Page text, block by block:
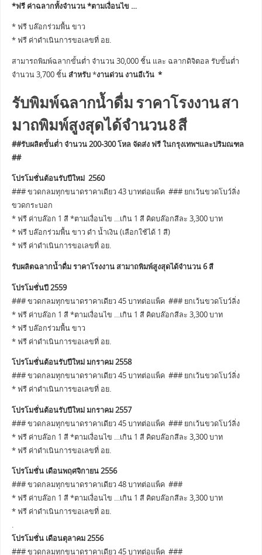
*ฟรี ค่าฉลากทั้งจำนวน *ตามเงื่อนไข …
* ฟรี บล๊อกร่วมพื้น ขาว
* ฟรี ค่าดำเนินการขอเลขที่ อย.
สามารถพิมพ์ฉลากขั้นต่ำ จำนวน 30,000 ชิ้น และ ฉลากดิจิตอล รับขั้นต่ำ
จำนวน 3,700 ชิ้นสำหรับ*งานด่วน งานอีเว้น *
รับพิมพ์ฉลากน้ำดื่ม ราคาโรงงาน สา
มาถพิมพ์สูงสุดได้จำนวน 8 สี
##รับผลิตขั้นต่ำ จำนวน 200-300 โหล จัดส่ง ฟรี ในกรุงเทพฯและปริมณฑล
##
โปรโมชั่นต้อนรับปีใหม่ 2560
### ขวดกลมทุกขนาดราคาเดียว 43 บาทต่อแพ็ค ### ยกเว้นขวดโบว์ลิ่ง
ขวดกระบอก
* ฟรี ค่าบล๊อก 1 สี *ตามเงื่อนไข …เกิน 1 สี คิดบล๊อกสีละ 3,300 บาท
* ฟรี บล๊อกร่วมพื้น ขาว ดำ น้ำเงิน (เลือกใช้ได้ 1 สี)
* ฟรี ค่าดำเนินการขอเลขที่ อย.
รับผลิตฉลากน้ำดื่ม ราคาโรงงาน สามาถพิมพ์สูงสุดได้จำนวน 6 สี
โปรโมชั่นปี 2559
### ขวดกลมทุกขนาดราคาเดียว 45 บาทต่อแพ็ค ### ยกเว้นขวดโบว์ลิ่ง
* ฟรี ค่าบล๊อก 1 สี *ตามเงื่อนไข …เกิน 1 สี คิดบล๊อกสีละ 3,300 บาท
* ฟรี บล๊อกร่วมพื้น ขาว
* ฟรี ค่าดำเนินการขอเลขที่ อย.
โปรโมชั่นต้อนรับปีใหม่ มกราคม 2558
### ขวดกลมทุกขนาดราคาเดียว 45 บาทต่อแพ็ค ### ยกเว้นขวดโบว์ลิ่ง
* ฟรี ค่าดำเนินการขอเลขที่ อย.
โปรโมชั่นต้อนรับปีใหม่ มกราคม 2557
### ขวดกลมทุกขนาดราคาเดียว 45 บาทต่อแพ็ค ### ยกเว้นขวดโบว์ลิ่ง
* ฟรี ค่าบล๊อก 1 สี *ตามเงื่อนไข …เกิน 1 สี คิดบล๊อกสีละ 3,300 บาท
* ฟรี ค่าดำเนินการขอเลขที่ อย.
โปรโมชั่น เดือนพฤศจิกายน 2556
### ขวดกลมทุกขนาดราคาเดียว 48 บาทต่อแพ็ค ###
* ฟรี ค่าบล๊อก 1 สี *ตามเงื่อนไข …เกิน 1 สี คิดบล๊อกสีละ 3,300 บาท
* ฟรี ค่าดำเนินการขอเลขที่ อย.
.
โปรโมชั่น เดือนตุลาคม 2556
### ขวดกลมทุกขนาดราคาเดียว 45 บาทต่อแพ็ค ###